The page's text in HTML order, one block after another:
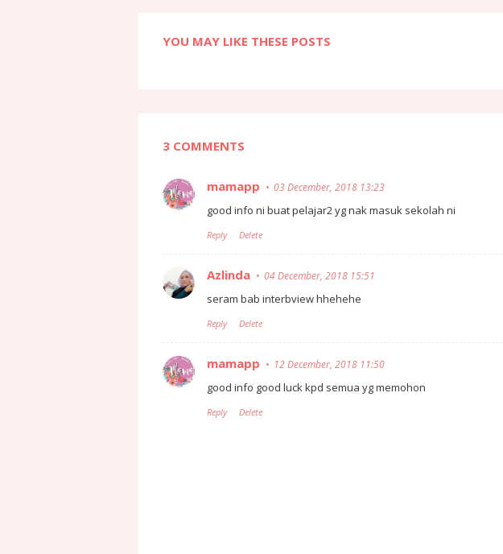
YOU MAY LIKE THESE POSTS
3 COMMENTS
mamapp 03 December, 2018 13:23
good info ni buat pelajar2 yg nak masuk sekolah ni
Reply Delete
Azlinda 04 December, 2018 15:51
seram bab interbview hhehehe
Reply Delete
mamapp 12 December, 2018 11:50
good info good luck kpd semua yg memohon
Reply Delete